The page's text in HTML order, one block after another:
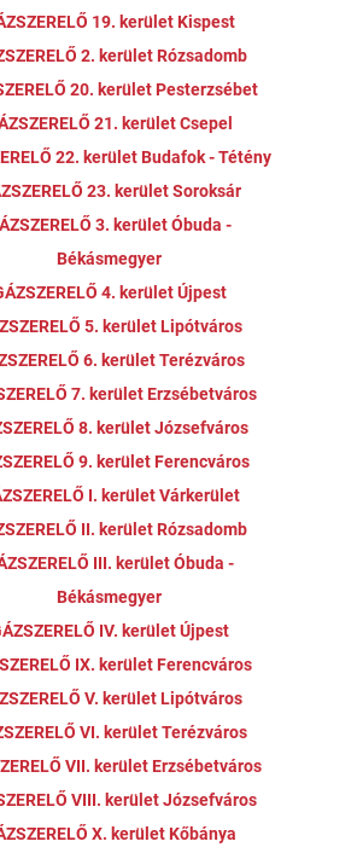
19. kerület Kispest
2. kerület Rózsadomb
20. kerület Pesterzsébet
21. kerület Csepel
22. kerület Budafok - Tétény
23. kerület Soroksár
3. kerület Óbuda -
Békásmegyer
4. kerület Újpest
5. kerület Lipótváros
6. kerület Terézváros
7. kerület Erzsébetváros
8. kerület Józsefváros
9. kerület Ferencváros
I. kerület Várkerület
II. kerület Rózsadomb
III. kerület Óbuda -
Békásmegyer
IV. kerület Újpest
IX. kerület Ferencváros
V. kerület Lipótváros
VI. kerület Terézváros
VII. kerület Erzsébetváros
VIII. kerület Józsefváros
X. kerület Kőbánya